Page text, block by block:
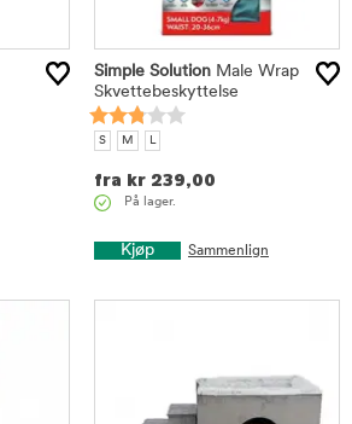
Simple Solution Male Wrap
Skvettebeskyttelse
S M L
fra kr 239,00
På lager.
Kjøp Sammenlign